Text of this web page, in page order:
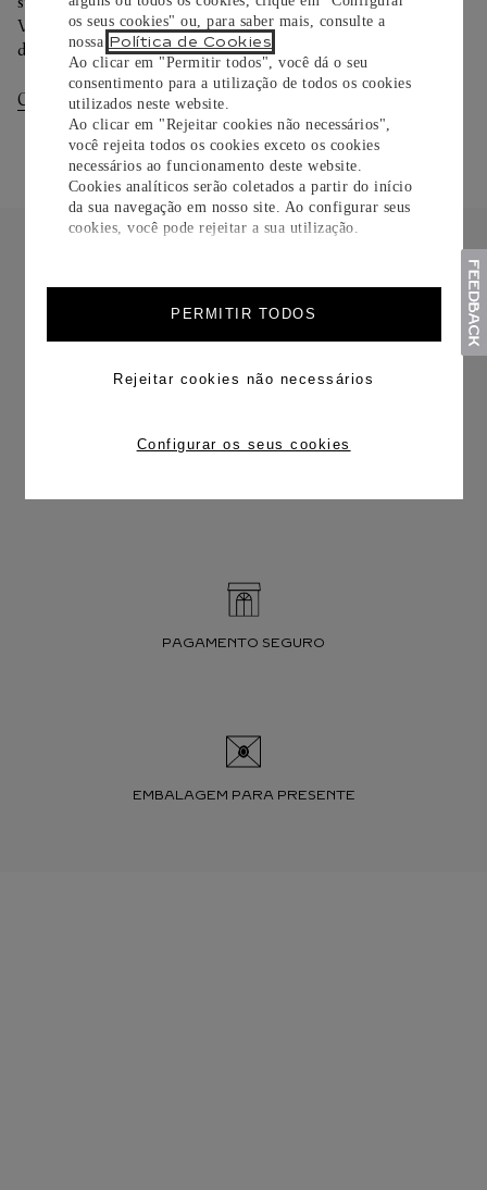
os seus cookies" ou, para saber mais, consulte a
nossa Política de Cookies
Ao clicar em "Permitir todos", você dá o seu
consentimento para a utilização de todos os cookies
utilizados neste website.
Ao clicar em "Rejeitar cookies não necessários",
você rejeita todos os cookies exceto os cookies
necessários ao funcionamento deste website.
Cookies analíticos serão coletados a partir do início
da sua navegação em nosso site. Ao configurar seus
cookies, você pode rejeitar a sua utilização.
PERMITIR TODOS
Rejeitar cookies não necessários
Configurar os seus cookies
Você pode trocar ou devolver sua criação Cartier em até 30
dias.
Consultar Entregas Consultar Devoluções
PAGAMENTO SEGURO
EMBALAGEM PARA PRESENTE